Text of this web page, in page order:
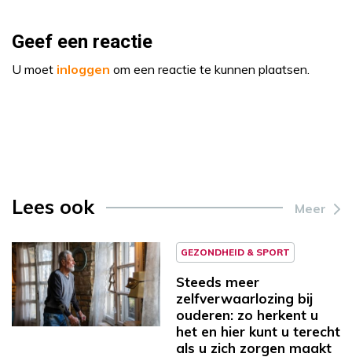
Geef een reactie
U moet inloggen om een reactie te kunnen plaatsen.
Lees ook Meer
GEZONDHEID & SPORT
Steeds meer
zelfverwaarlozing bij
ouderen: zo herkent u
het en hier kunt u terecht
als u zich zorgen maakt